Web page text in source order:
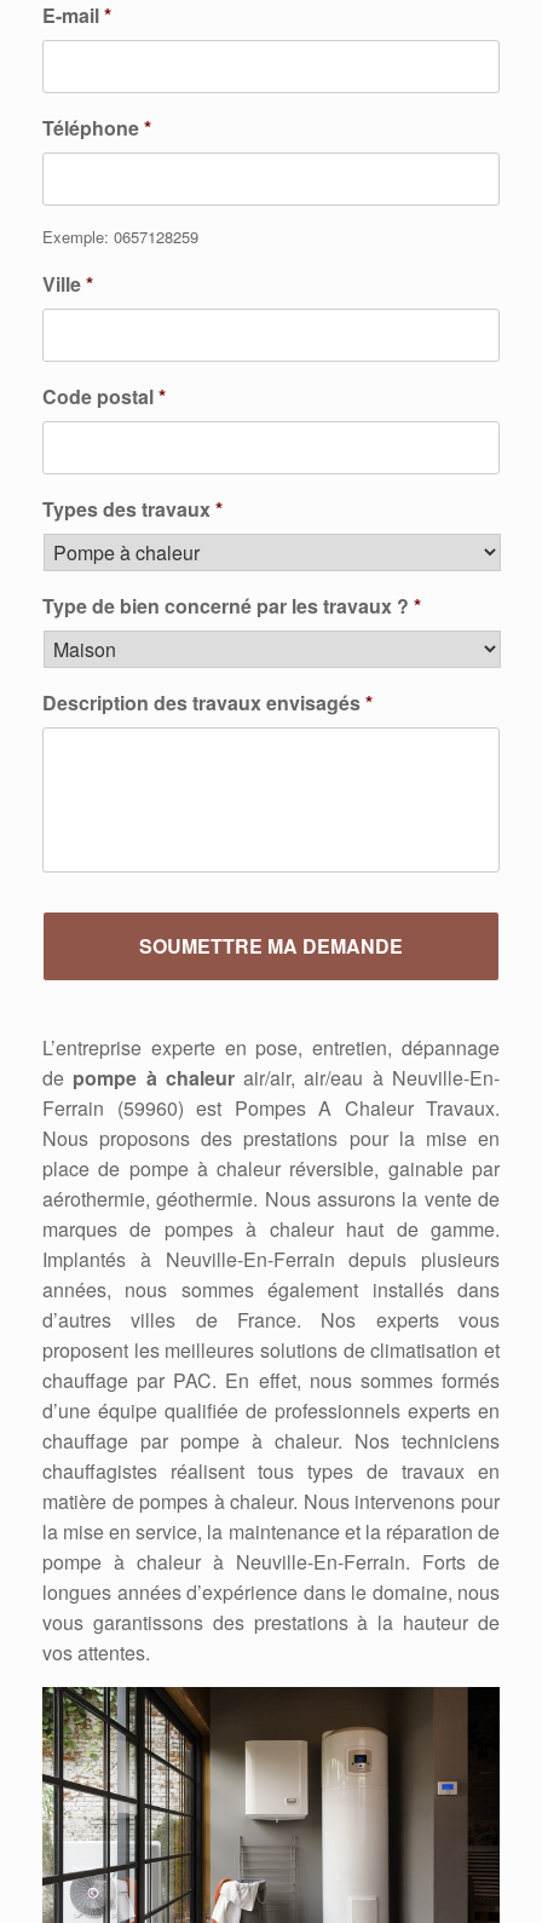
E-mail*
Téléphone*
Exemple: 0657128259
Ville*
Code postal*
Types des travaux*
Type de bien concerné par les travaux ? *
Description des travaux envisagés*
L’entreprise experte en pose, entretien, dépannage
de pompe à chaleurair/air, air/eau à Neuville-En-
Ferrain (59960) est Pompes A Chaleur Travaux.
Nous proposons des prestations pour la mise en
place de pompe à chaleur réversible, gainable par
aérothermie, géothermie. Nous assurons la vente de
marques de pompes à chaleur haut de gamme.
Implantés à Neuville-En-Ferrain depuis plusieurs
années, nous sommes également installés dans
d’autres villes de France. Nos experts vous
proposent les meilleures solutions de climatisation et
chauffage par PAC. En effet, nous sommes formés
d’une équipe qualifiée de professionnels experts en
chauffage par pompe à chaleur. Nos techniciens
chauffagistes réalisent tous types de travaux en
matière de pompes à chaleur. Nous intervenons pour
la mise en service, la maintenance et la réparation de
pompe à chaleur à Neuville-En-Ferrain. Forts de
longues années d’expérience dans le domaine, nous
vous garantissons des prestations à la hauteur de
vos attentes.